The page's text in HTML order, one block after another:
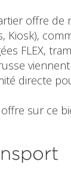
offre de
Kiosk),
FLEX,
directe
sur ce